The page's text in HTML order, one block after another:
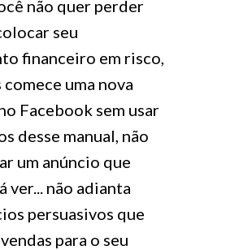
não quer perder
seu
financeiro em risco,
comece uma nova
Facebook sem usar
desse manual, não
um anúncio que
ver... não adianta
persuasivos que
para o seu